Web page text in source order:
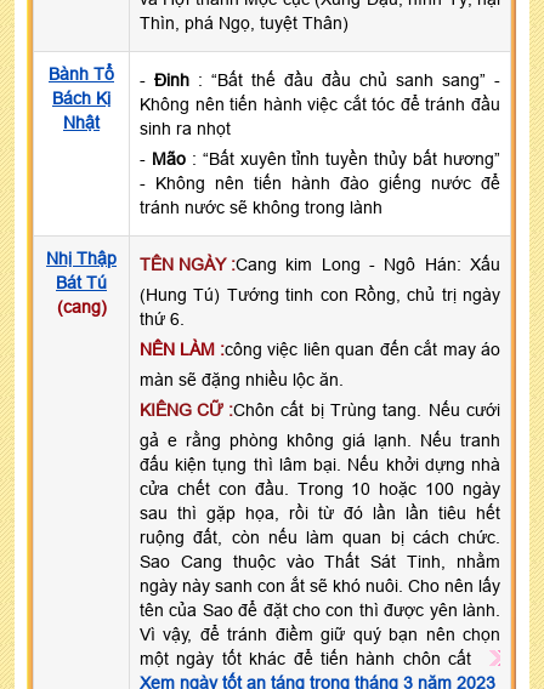
Thìn, phá Ngọ, tuyệt Thân)
Bành Tổ
Bách Kị
Nhật
- Đinh : “Bất thế đầu đầu chủ sanh sang” -
Không nên tiến hành việc cắt tóc để tránh đầu
sinh ra nhọt
- Mão: “Bất xuyên tỉnh tuyền thủy bất hương”
- Không nên tiến hành đào giếng nước để
tránh nước sẽ không trong lành
Nhị Thập
Bát Tú
(cang)
TÊN NGÀY :Cang kim Long - Ngô Hán: Xấu
(Hung Tú) Tướng tinh con Rồng, chủ trị ngày
thứ 6.
NÊN LÀM :công việc liên quan đến cắt may áo
màn sẽ đặng nhiều lộc ăn.
KIÊNG CỮ :Chôn cất bị Trùng tang. Nếu cưới
gả e rằng phòng không giá lạnh. Nếu tranh
đấu kiện tụng thì lâm bại. Nếu khởi dựng nhà
cửa chết con đầu. Trong 10 hoặc 100 ngày
sau thì gặp họa, rồi từ đó lần lần tiêu hết
ruộng đất, còn nếu làm quan bị cách chức.
Sao Cang thuộc vào Thất Sát Tinh, nhằm
ngày này sanh con ắt sẽ khó nuôi. Cho nên lấy
tên của Sao để đặt cho con thì được yên lành.
Vì vậy, để tránh điềm giữ quý bạn nên chọn
một ngày tốt khác để tiến hành chôn cất
Xem ngày tốt an táng trong tháng 3 năm 2023